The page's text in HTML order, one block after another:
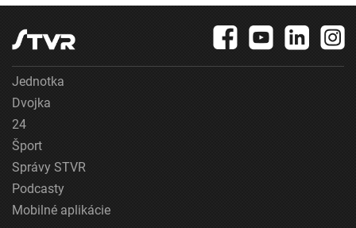
Jednotka
Dvojka
24
Šport
Správy STVR
Podcasty
Mobilné aplikácie